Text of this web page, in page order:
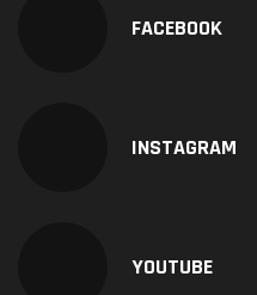
FACEBOOK
INSTAGRAM
YOUTUBE